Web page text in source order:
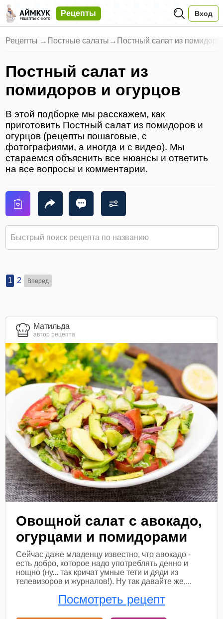
Рецепты Вход
Рецепты → Постные салаты → Постный салат из
Постный салат из
помидоров и огурцов
В этой подборке мы расскажем, как
приготовить Постный салат из помидоров и
огурцов (рецепты пошаговые, с
фотографиями, а иногда и с видео). Мы
стараемся объяснить все нюансы и ответить
на все вопросы и комментарии.
1 2 Вперед
Матильда
автор рецепта
Овощной салат с авокадо,
огурцами и помидорами
Сейчас даже младенцу известно, что авокадо -
есть добро, которое надо употреблять денно и
нощно (ну... так кричат умные тети и дяди из
телевизоров и журналов!). Ну так давайте же,...
Посмотреть рецепт